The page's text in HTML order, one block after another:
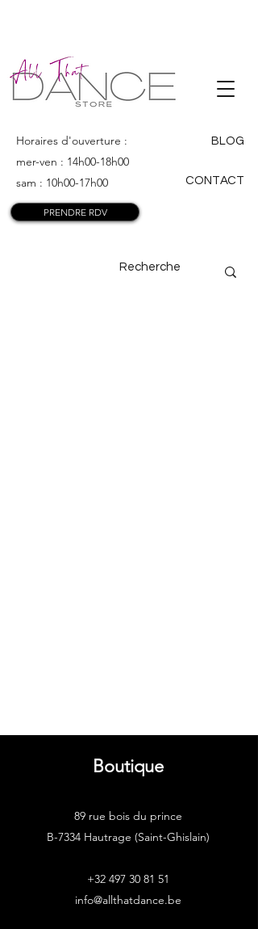
ALL THAT
DANCE
Horaires d'ouverture :
mer-ven : 14h00-18h00
sam : 10h00-17h00
BLOG
CONTACT
PRENDRE RDV
Boutique
89 rue bois du prince
B-7334 Hautrage (Saint-Ghislain)
+32 497 30 81 51
info@allthatdance.be